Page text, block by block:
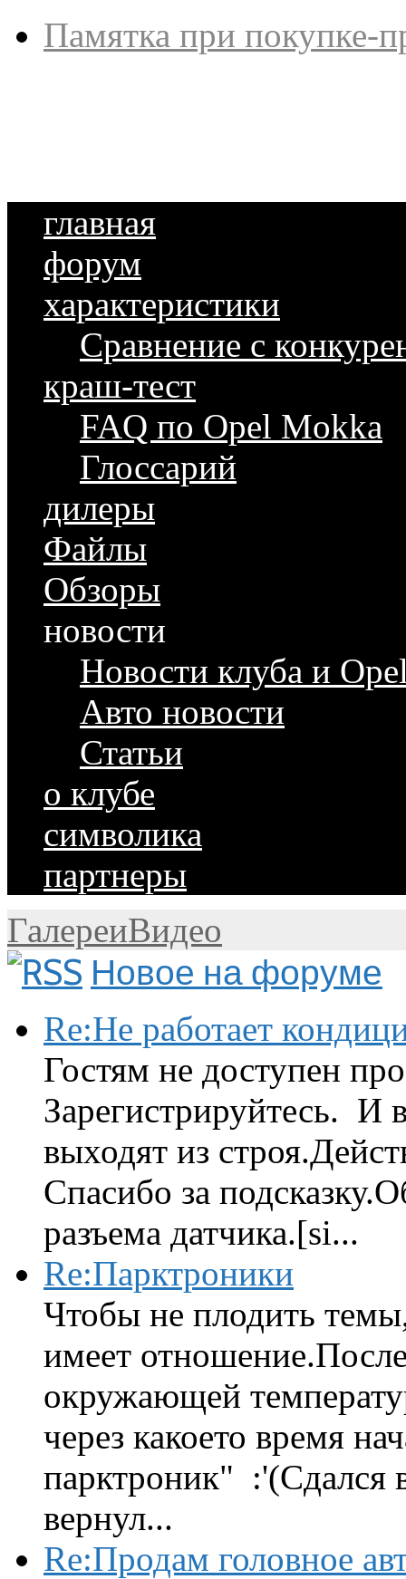
Памятка при покупке-
главная
форум
характеристики
Сравнение с
краш-тест
FAQ по Opel Mokka
Глоссарий
дилеры
Файлы
Обзоры
новости
Новости клуба и
Авто новости
Статьи
о клубе
символика
партнеры
ГалереиВидео
Новое на форуме
Re:Не работает
Гостям не доступен
Зарегистрируйтесь. И
выходят из
Спасибо за
разъема датчика.[si...
Re:Парктроники
Чтобы не плодить
имеет
окружающей
через какоето время
парктроник" :'(Сдался
вернул...
Re:Продам головное